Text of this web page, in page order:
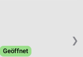
❯
Geöffnet